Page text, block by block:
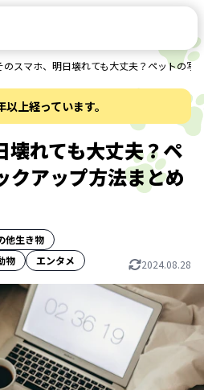
のスマホ、明日壊れても大丈夫？ペットの写
上経っています。
壊れても大丈夫？ペ
クアップ方法まとめ
他生き物
物 エンタメ 2024.08.28